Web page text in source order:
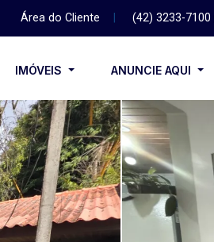
Área do Cliente (42) 3233-7100
IMÓVEIS ANUNCIE AQUI